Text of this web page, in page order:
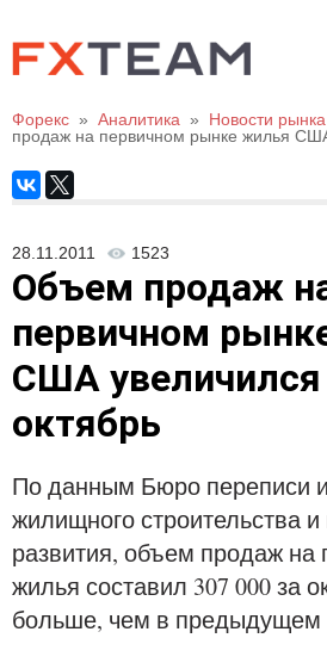
Форекс » Аналитика » Новости
продаж на первичном рынке жилья
28.11.2011 1523
Объем продаж
первичном
США увеличился
октябрь
По данным Бюро переписи
жилищного строительства и
развития, объем продаж на
жилья составил 307 000 за
больше, чем в предыдущем